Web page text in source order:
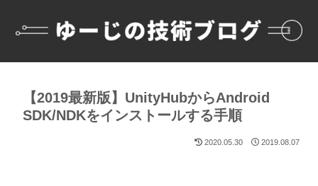
【2019最新版】UnityHubからAndroid
SDK/NDKをインストールする手順
2020.05.30 2019.08.07